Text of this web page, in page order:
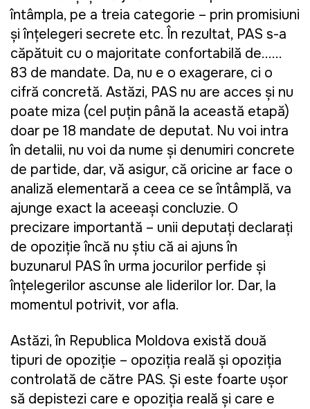
întâmpla, pe a treia categorie – prin promisiuni
şi înţelegeri secrete etc. În rezultat, PAS s-a
căpătuit cu o majoritate confortabilă de......
83 de mandate. Da, nu e o exagerare, ci o
cifră concretă. Astăzi, PAS nu are acces şi nu
poate miza (cel puţin până la această etapă)
doar pe 18 mandate de deputat. Nu voi intra
în detalii, nu voi da nume şi denumiri concrete
de partide, dar, vă asigur, că oricine ar face o
analiză elementară a ceea ce se întâmplă, va
ajunge exact la aceeaşi concluzie. O
precizare importantă – unii deputaţi declaraţi
de opoziţie încă nu ştiu că ai ajuns în
buzunarul PAS în urma jocurilor perfide şi
înţelegerilor ascunse ale liderilor lor. Dar, la
momentul potrivit, vor afla.
Astăzi, în Republica Moldova există două
tipuri de opoziţie – opoziţia reală şi opoziţia
controlată de către PAS. Şi este foarte uşor
să depistezi care e opoziţia reală şi care e